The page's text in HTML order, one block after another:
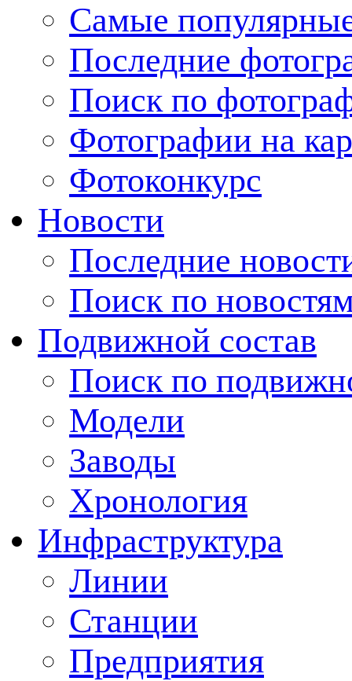
Cамые
Последние
Поиск по
Фотографии на
Фотоконкурс
Новости
Последние
Поиск по
Подвижной состав
Поиск по
Модели
Заводы
Хронология
Инфраструктура
Линии
Станции
Предприятия